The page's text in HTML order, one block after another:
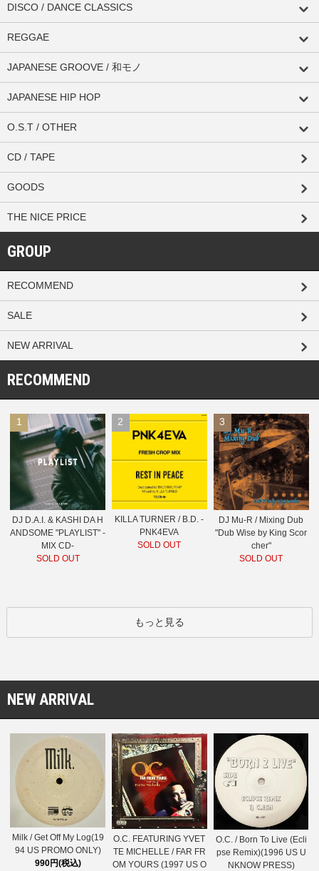
DISCO / DANCE CLASSICS
REGGAE
JAPANESE GROOVE / 和モノ
JAPANESE HIP HOP
O.S.T / OTHER
CD / TAPE
GOODS
THE NICE PRICE
GROUP
RECOMMEND
SALE
NEW ARRIVAL
RECOMMEND
1
DJ D.A.I. & KASHI DA H
ANDSOME "PLAYLIST" -
MIX CD-
SOLD OUT
2
KILLA TURNER / B.D. -
PNK4EVA
SOLD OUT
3
DJ Mu-R / Mixing Dub
"Dub Wise by King Scor
cher"
SOLD OUT
もっと見る
NEW ARRIVAL
Milk / Get Off My Log(19
94 US PROMO ONLY)
990円(税込)
O.C. FEATURING YVET
TE MICHELLE / FAR FR
OM YOURS (1997 US O
O.C. / Born To Live (Ecli
pse Remix)(1996 US U
NKNOW PRESS)